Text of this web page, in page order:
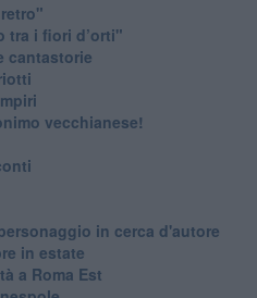
tra i fiori d’orti"
cantastorie
vecchianese!
in cerca d'autore
in estate
a Roma Est